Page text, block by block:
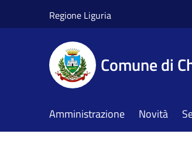
Regione Liguria
Comune di
Amministrazione Novità